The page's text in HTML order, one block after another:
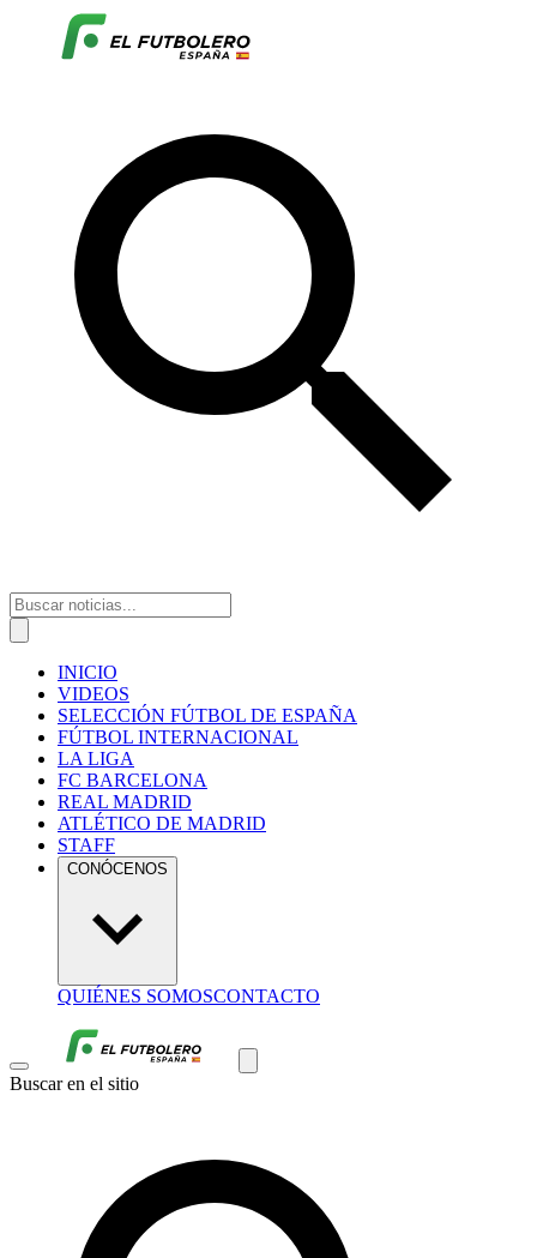
INICIO
VIDEOS
SELECCIÓN FÚTBOL DE ESPAÑA
FÚTBOL INTERNACIONAL
LA LIGA
FC BARCELONA
REAL MADRID
ATLÉTICO DE MADRID
STAFF
CONÓCENOS
QUIÉNES SOMOSCONTACTO
Buscar en el sitio